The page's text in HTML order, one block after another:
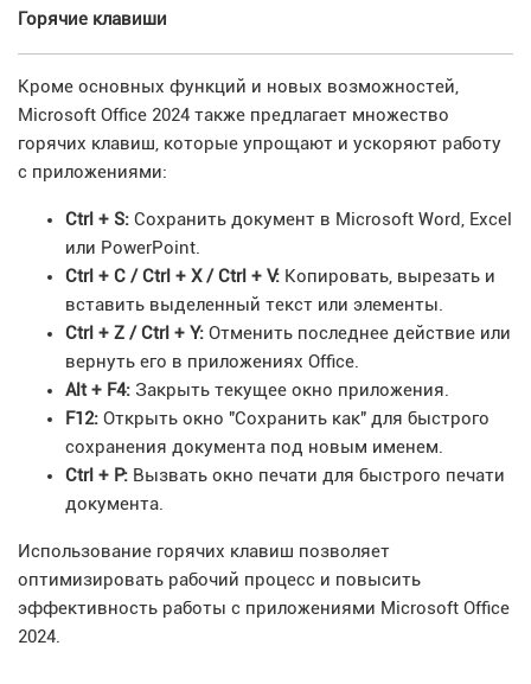
Горячие клавиши
Кроме основных функций и новых возможностей,
Microsoft Office 2024 также предлагает множество
горячих клавиш, которые упрощают и ускоряют работу
с приложениями:
Ctrl + S: Сохранить документ в Microsoft Word, Excel
или PowerPoint.
Ctrl + C / Ctrl + X / Ctrl + V: Копировать, вырезать и
вставить выделенный текст или элементы.
Ctrl + Z / Ctrl + Y: Отменить последнее действие или
вернуть его в приложениях Office.
Alt + F4: Закрыть текущее окно приложения.
F12: Открыть окно "Сохранить как" для быстрого
сохранения документа под новым именем.
Ctrl + P: Вызвать окно печати для быстрого печати
документа.
Использование горячих клавиш позволяет
оптимизировать рабочий процесс и повысить
эффективность работы с приложениями Microsoft Office
2024.